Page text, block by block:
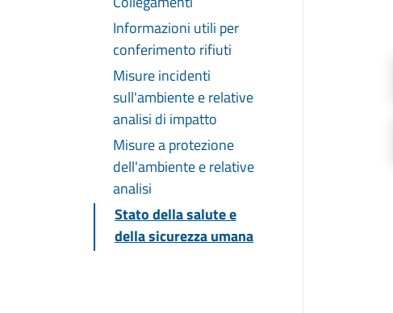
Informazioni utili per
conferimento rifiuti
Misure incidenti
sull'ambiente e relative
analisi di impatto
Misure a protezione
dell'ambiente e relative
analisi
Stato della salute e
della sicurezza umana